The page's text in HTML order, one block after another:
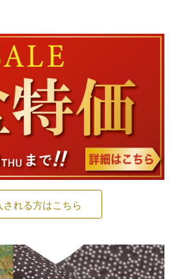
れる方はこちら